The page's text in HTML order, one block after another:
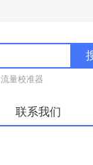
流量校准器
联系我们